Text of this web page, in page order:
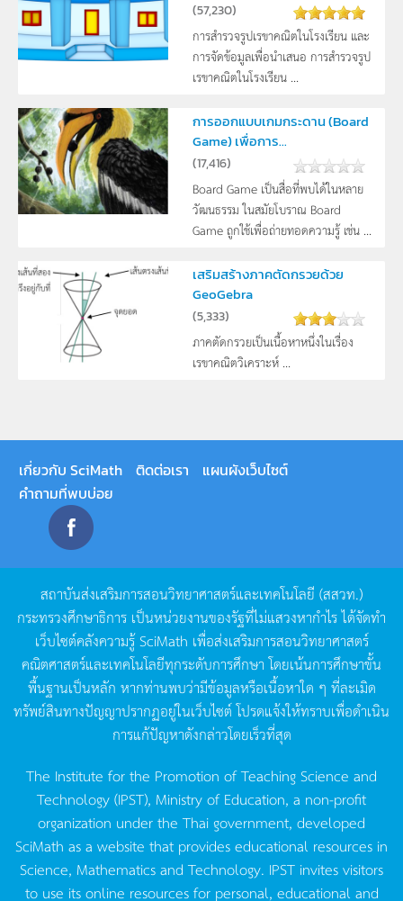
(57,230)
การสำรวจรูปเรขาคณิตในโรงเรียน และ
การจัดข้อมูลเพื่อนำเสนอ การสำรวจรูป
เรขาคณิตในโรงเรียน ...
การออกแบบเกมกระดาน (Board
Game) เพื่อการ...
(17,416)
Board Game เป็นสื่อที่พบได้ในหลาย
วัฒนธรรม ในสมัยโบราณ Board
Game ถูกใช้เพื่อถ่ายทอดความรู้ เช่น ...
เสริมสร้างภาคตัดกรวยด้วย
GeoGebra
(5,333)
ภาคตัดกรวยเป็นเนื้อหาหนึ่งในเรื่อง
เรขาคณิตวิเคราะห์ ...
เกี่ยวกับ SciMath ติดต่อเรา
แผนผังเว็บไซต์
คำถามที่พบบ่อย
สถาบันส่งเสริมการสอนวิทยาศาสตร์และเทคโนโลยี (สสวท.)
กระทรวงศึกษาธิการ เป็นหน่วยงานของรัฐที่ไม่แสวงหากำไรได้จัดทำ
เว็บไซต์คลังความรู้SciMath เพื่อส่งเสริมการสอนวิทยาศาสตร์
คณิตศาสตร์และเทคโนโลยีทุกระดับการศึกษา โดยเน้นการศึกษาขั้น
พื้นฐานเป็นหลัก หากท่านพบว่ามีข้อมูลหรือเนื้อหาใด ๆ ที่ละเมิด
ทรัพย์สินทางปัญญาปรากฏอยู่ในเว็บไซต์โปรดแจ้งให้ทราบเพื่อดำเนิน
การแก้ปัญหาดังกล่าวโดยเร็วที่สุด
The Institute for the Promotion of Teaching Science and
Technology (IPST), Ministry of Education, a non-profit
organization under the Thai government, developed
SciMath as a website that provides educational resources in
Science, Mathematics and Technology. IPST invites visitors
to use its online resources for personal, educational and